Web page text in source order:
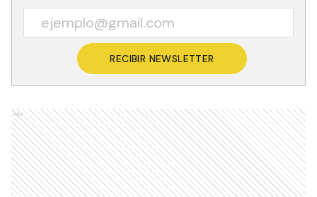
Recibí las noticias en tu email
RECIBIR NEWSLETTER
Ads